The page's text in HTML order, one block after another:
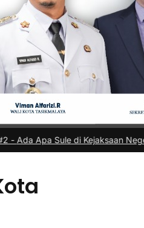
di Kejaksaan Negeri Kota